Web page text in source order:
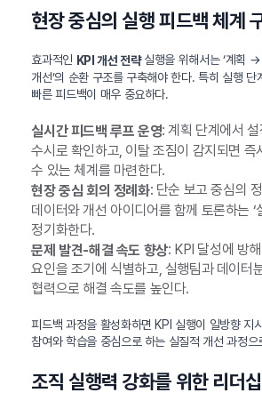
현장 중심의 실행 피드백 체계
효과적인 KPI 개선 전략실행을 위해서는 ‘계획
개선’의 순환 구조를 구축해야 한다. 특히 실행 단
빠른 피드백이 매우 중요하다.
실시간 피드백 루프 운영: 계획 단계에서
수시로 확인하고, 이탈 조짐이 감지되면 즉
수 있는 체계를 마련한다.
현장 중심 회의 정례화: 단순 보고 중심의
데이터와 개선 아이디어를 함께 토론하는 ‘
정기화한다.
문제 발견-해결 속도 향상: KPI 달성에 방
요인을 조기에 식별하고, 실행팀과 데이터
협력으로 해결 속도를 높인다.
피드백 과정을 활성화하면 KPI 실행이 일방향 지
참여와 학습을 중심으로 하는 실질적 개선 과정으
조직 실행력 강화를 위한 리더